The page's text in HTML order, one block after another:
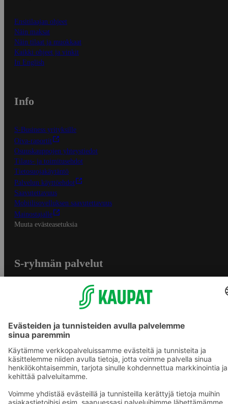
Ensitilaajan ohjeet
Näin maksat
Näin tilaat ja muokkaat
Kaikki ohjeet ja vinkit
In English
Info
S-Business yrityksille
Oiva-raportit
Osuuskauppojen yhteystiedot
Tilaus- ja toimitusehdot
Tietosuojakäytäntö
Palvelun käyttöehdot
Saavutettavuus
Mobiilisovelluksen saavutettavuus
Mainostajalle
Muuta evästeasetuksia
S-ryhmän palvelut
S-ostoslista -sovellus
Prisma.fi
Sokos.fi
S-Pankki
Yhteishyvä
Sokos Hotels
Raflaamo